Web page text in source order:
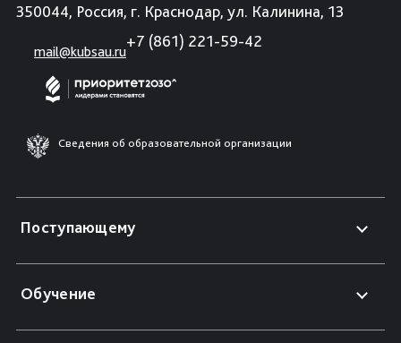
350044, Россия, г. Краснодар, ул. Калинина, 13
mail@kubsau.ru
+7 (861) 221-59-42
Сведения об образовательной организации
Поступающему
Обучение